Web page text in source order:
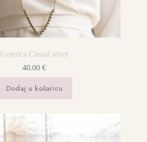
Frajerica Casual silver
40.00€
Dodaj u košaricu